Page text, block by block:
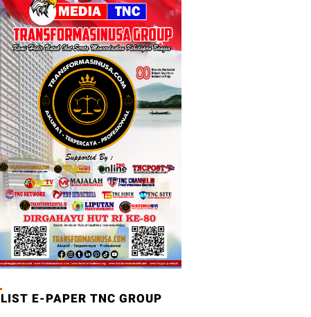
LIST E-PAPER TNC GROUP